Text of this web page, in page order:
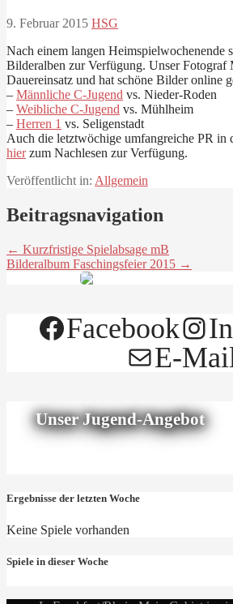
9. Februar 2015 HSG
Nach einem langen Heimspielwochenende
Bilderalben zur Verfügung. Unser
Dauereinsatz und hat schöne Bilder online
– Männliche C-Jugend vs. Nieder-Roden
– Weibliche C-Jugend vs. Mühlheim
– Herren 1 vs. Seligenstadt
Auch die letztwöchige umfangreiche PR in
hierzum Nachlesen zur Verfügung.
Veröffentlicht in: Allgemein
Beitragsnavigation
← Kurzfristige Spielabsage mB
Bilderalbum Faschingsfeier 2015 →
Facebook
E-
Unser Jugend-Angebot
Ergebnisse der letzten Woche
Keine Spiele vorhanden
Spiele in dieser Woche